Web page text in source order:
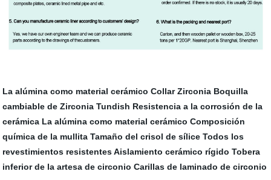
La alúmina como material cerámico Collar Zirconia Boquilla
cambiable de Zirconia Tundish Resistencia a la corrosión de la
cerámica La alúmina como material cerámico Composición
química de la mullita Tamaño del crisol de sílice Todos los
revestimientos resistentes Aislamiento cerámico rígido Tobera
inferior de la artesa de circonio Carillas de laminado de circonio